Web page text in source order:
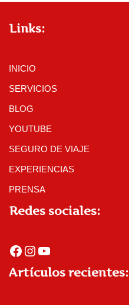
Links:
INICIO
SERVICIOS
BLOG
YOUTUBE
SEGURO DE VIAJE
EXPERIENCIAS
PRENSA
Redes sociales:
Artículos recientes: